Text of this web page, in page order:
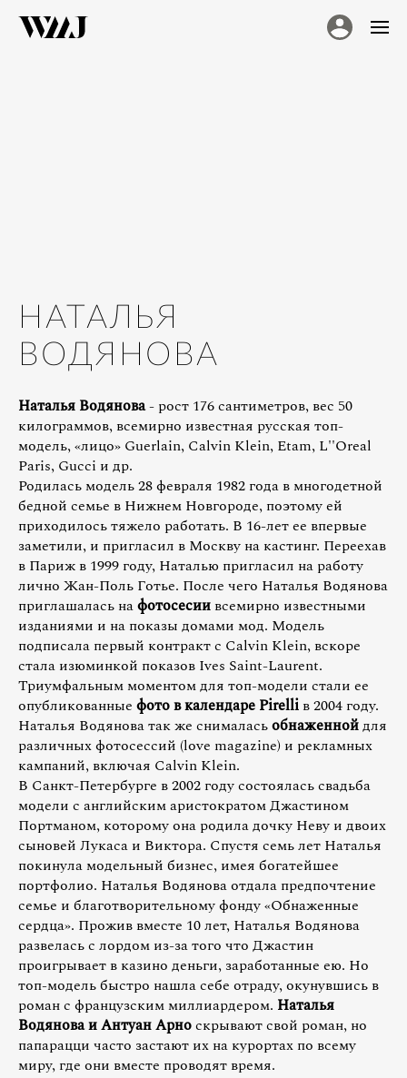
НАТАЛЬЯ
ВОДЯНОВА
Наталья Водянова- рост 176 сантиметров, вес 50
килограммов, всемирно известная русская топ-
модель, «лицо» Guerlain, Calvin Klein, Etam, L''Oreal
Paris, Gucci и др.
Родилась модель 28 февраля 1982 года в многодетной
бедной семье в Нижнем Новгороде, поэтому ей
приходилось тяжело работать. В 16-лет ее впервые
заметили, и пригласил в Москву на кастинг. Переехав
в Париж в 1999 году, Наталью пригласил на работу
лично Жан-Поль Готье. После чего Наталья Водянова
приглашалась нафотосесии всемирно известными
изданиями и на показы домами мод. Модель
подписала первый контракт с Calvin Klein, вскоре
стала изюминкой показов Ives Saint-Laurent.
Триумфальным моментом для топ-модели стали ее
опубликованные фото в календаре Pirelli в 2004 году.
Наталья Водянова так же снималасьобнаженнойдля
различных фотосессий (love magazine) и рекламных
кампаний, включая Calvin Klein.
В Санкт-Петербурге в 2002 году состоялась свадьба
модели с английским аристократом Джастином
Портманом, которому она родила дочку Неву и двоих
сыновей Лукаса и Виктора. Спустя семь лет Наталья
покинула модельный бизнес, имея богатейшее
портфолио. Наталья Водянова отдала предпочтение
семье и благотворительному фонду «Обнаженные
сердца». Прожив вместе 10 лет, Наталья Водянова
развелась с лордом из-за того что Джастин
проигрывает в казино деньги, заработанные ею. Но
топ-модель быстро нашла себе отраду, окунувшись в
роман с французским миллиардером. Наталья
Водянова и Антуан Арноскрывают свой роман, но
папарацци часто застают их на курортах по всему
миру, где они вместе проводят время.